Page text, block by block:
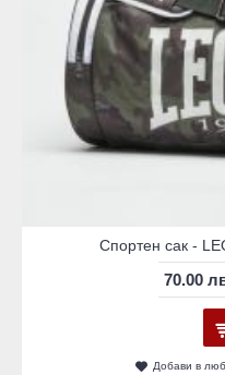
Спортен сак -
70.00
Добави в